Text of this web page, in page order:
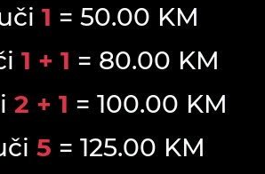
1 = 50.00 KM
1 + 1 = 80.00 KM
2 + 1 = 100.00 KM
5 = 125.00 KM